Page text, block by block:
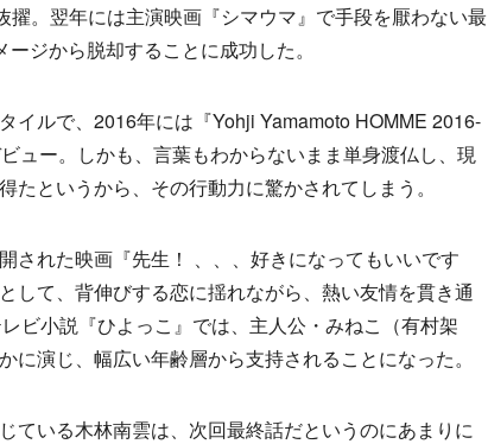
。翌年には主演映画『シマウマ』で手段を厭わない最
ジから脱却することに成功した。
イルで、2016年には『Yohji Yamamoto HOMME 2016-
ュー。しかも、言葉もわからないまま単身渡仏し、現
というから、その行動力に驚かされてしまう。
された映画『先生！ 、、、好きになってもいいです
して、背伸びする恋に揺れながら、熱い友情を貫き通
ビ小説『ひよっこ』では、主人公・みねこ（有村架
演じ、幅広い年齢層から支持されることになった。
ている木林南雲は、次回最終話だというのにあまりに